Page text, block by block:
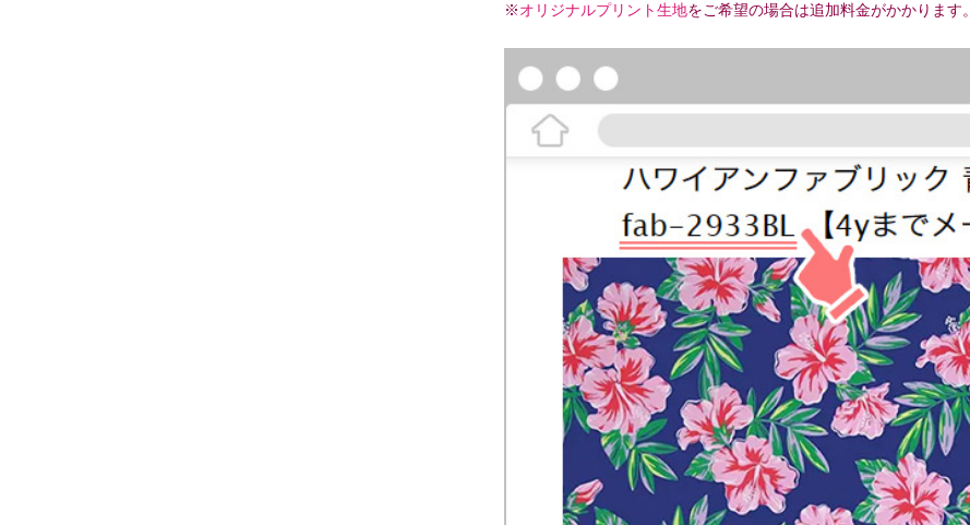
※オリジナルプリント生地をご希望の場合は追加料金がかかります。